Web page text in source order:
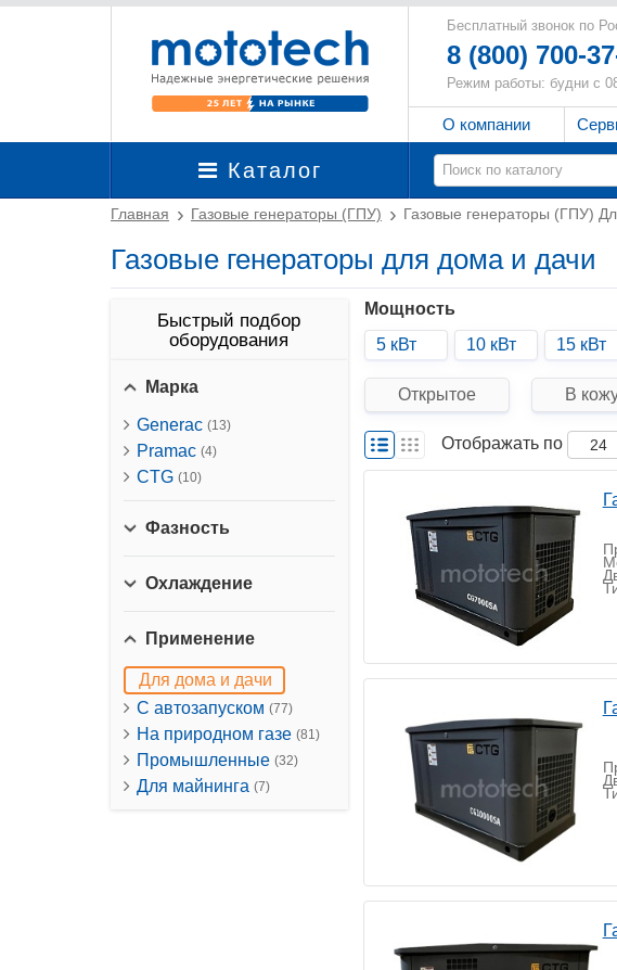
Бесплатный звонок по
8 (800) 700-
Режим работы: будни с
О компании
Каталог
Главная Газовые генераторы (ГПУ) Газовые генераторы (ГПУ)
Газовые генераторы для дома и дачи
Быстрый подбор
оборудования
Марка
Generac (13)
Pramac (4)
CTG (10)
Фазность
Охлаждение
Применение
Для дома и дачи
С автозапуском (77)
На природном газе (81)
Промышленные (32)
Для майнинга (7)
Мощность
5 кВт
10 кВт 15 кВт
Открытое В
Отображать по 24